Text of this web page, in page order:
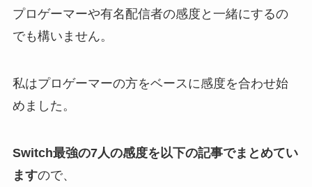
プロゲーマーや有名配信者の感度と一緒にするの
でも構いません。
私はプロゲーマーの方をベースに感度を合わせ始
めました。
Switch最強の7人の感度を以下の記事でまとめてい
ますので、